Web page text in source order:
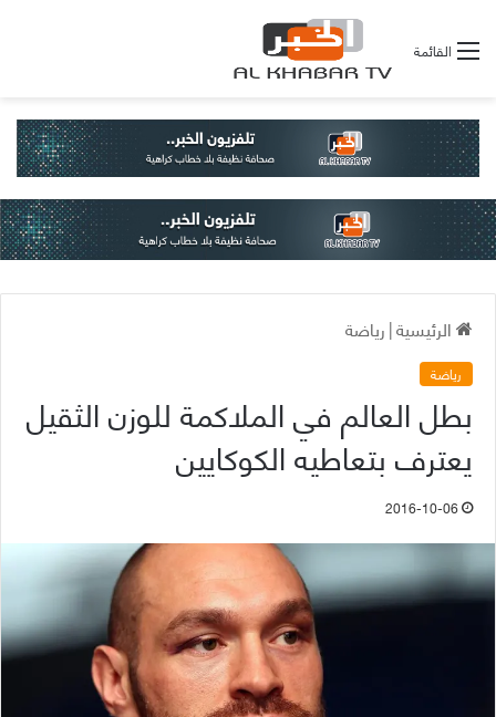
القائمة
الرئيسية|رياضة
رياضة
بطل العالم في الملاكمة للوزن الثقيل
يعترف بتعاطيه الكوكايين
2016-10-06